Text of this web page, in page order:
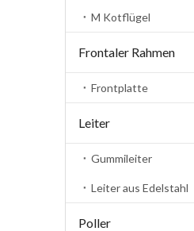
M Kotflügel
Frontaler Rahmen
Frontplatte
Leiter
Gummileiter
Leiter aus Edelstahl
Poller